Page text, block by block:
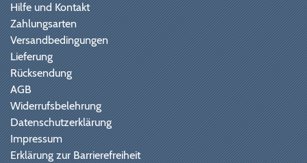
Hilfe und Kontakt
Zahlungsarten
Versandbedingungen
Lieferung
Rücksendung
AGB
Widerrufsbelehrung
Datenschutzerklärung
Impressum
Erklärung zur Barrierefreiheit